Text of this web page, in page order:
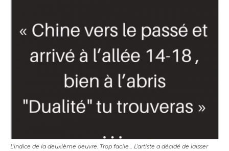
L’indice de la deuxième oeuvre. Trop facile… L’artiste a décidé de laisser